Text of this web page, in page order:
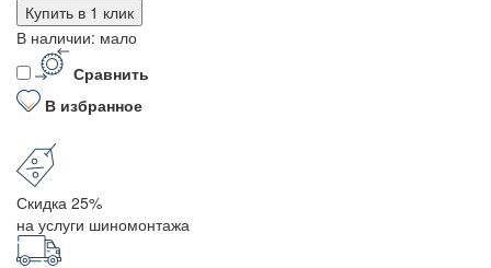
Купить в 1 клик
В наличии: мало
Сравнить
В избранное
Скидка 25%
на услуги шиномонтажа